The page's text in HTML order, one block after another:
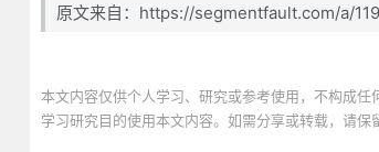
原文来自：https://segmentfault.com/a/
本文内容仅供个人学习、研究或参考使用，不构成
学习研究目的使用本文内容。如需分享或转载，请保